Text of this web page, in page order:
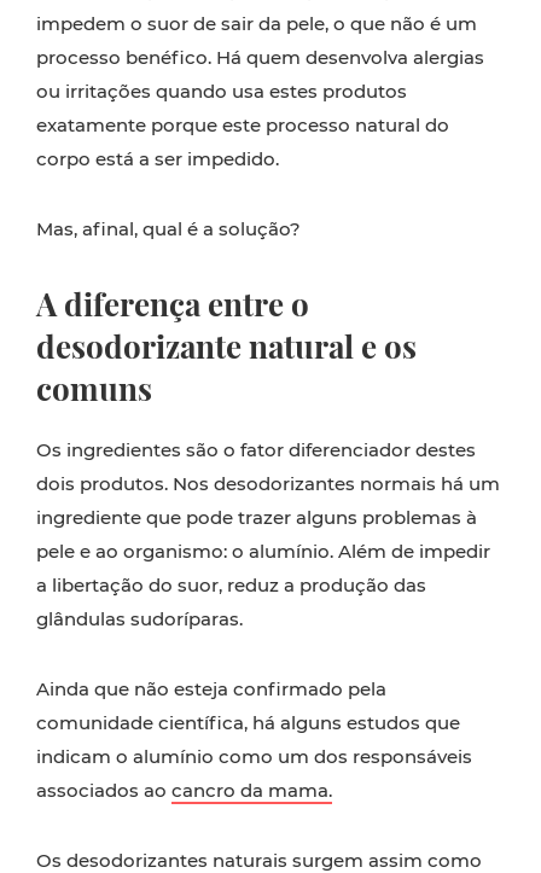
impedem o suor de sair da pele, o que não é um
processo benéfico. Há quem desenvolva alergias
ou irritações quando usa estes produtos
exatamente porque este processo natural do
corpo está a ser impedido.
Mas, afinal, qual é a solução?
A diferença entre o
desodorizante natural e os
comuns
Os ingredientes são o fator diferenciador destes
dois produtos. Nos desodorizantes normais há um
ingrediente que pode trazer alguns problemas à
pele e ao organismo: o alumínio. Além de impedir
a libertação do suor, reduz a produção das
glândulas sudoríparas.
Ainda que não esteja confirmado pela
comunidade científica, há alguns estudos que
indicam o alumínio como um dos responsáveis
associados ao cancro da mama.
Os desodorizantes naturais surgem assim como